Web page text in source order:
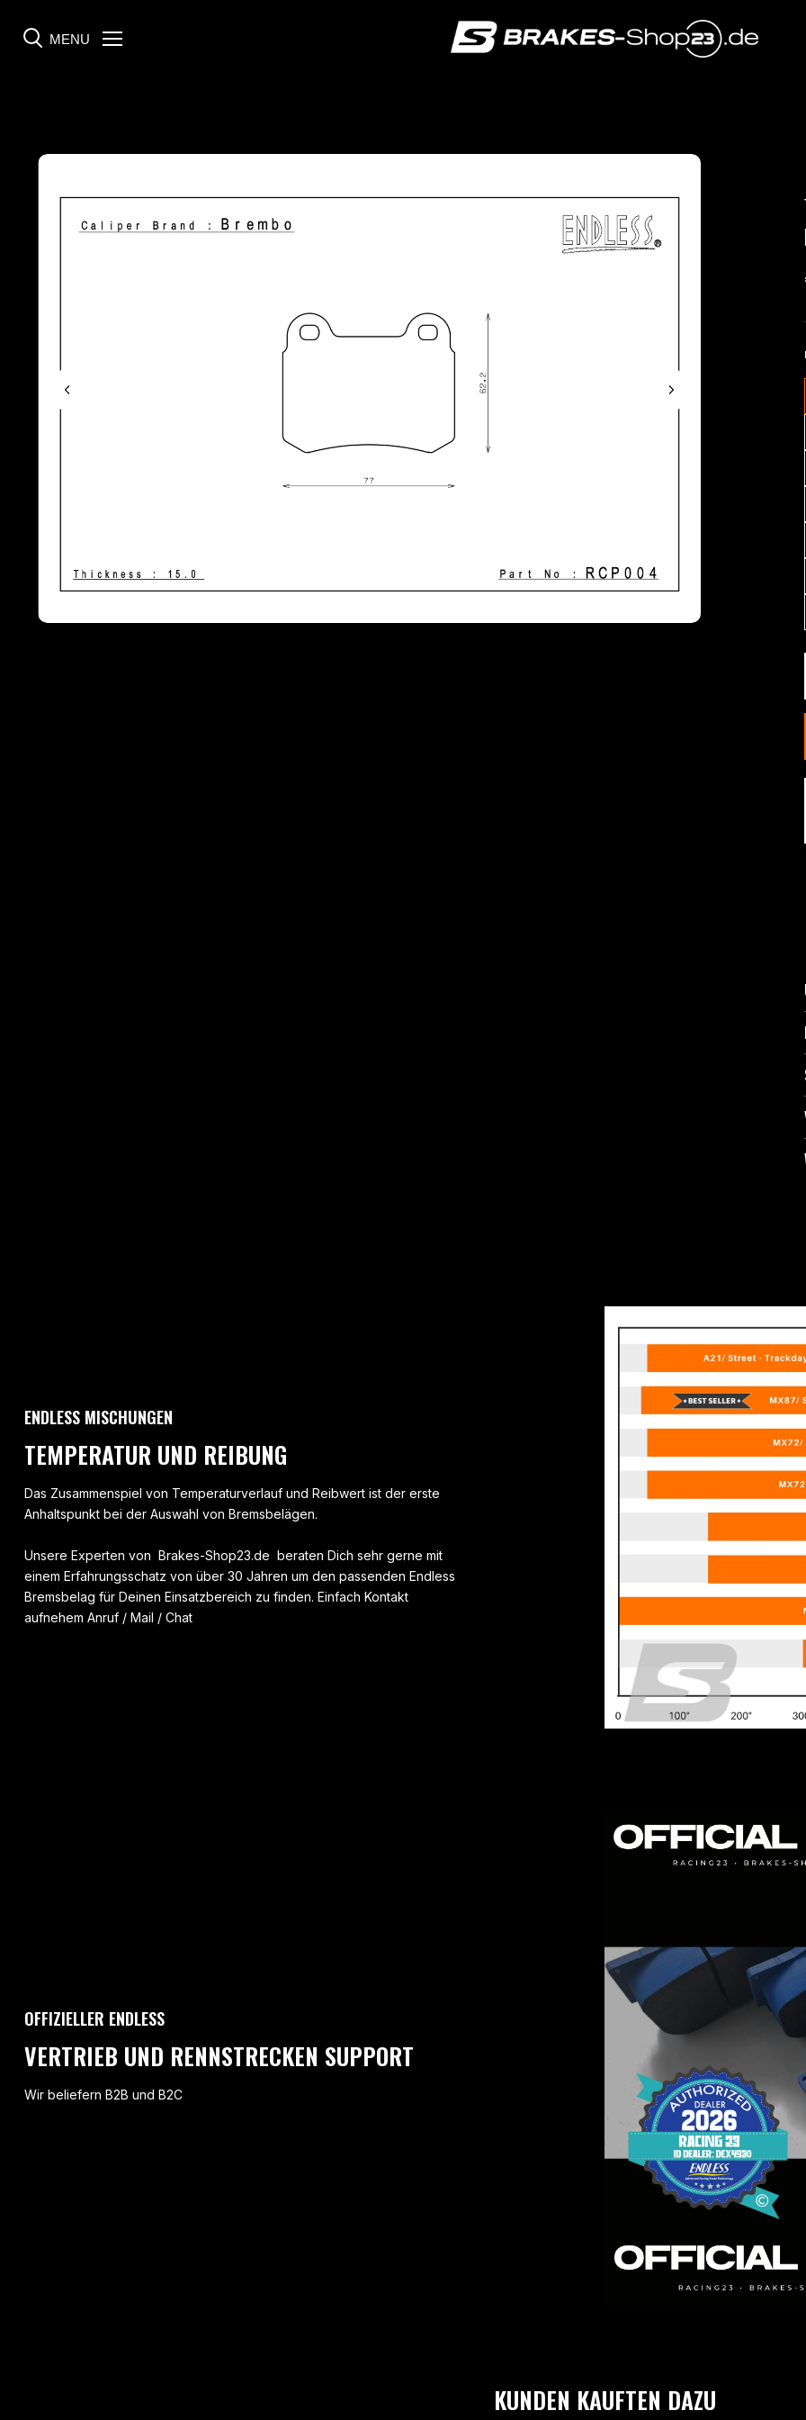
MENU
ENDLESS MISCHUNGEN
TEMPERATUR UND REIBUNG
Das Zusammenspiel von Temperaturverlauf und Reibwert ist der erste
Anhaltspunkt bei der Auswahl von Bremsbelägen.
Unsere Experten von Brakes-Shop23.de beraten Dich sehr gerne mit
einem Erfahrungsschatz von über 30 Jahren um den passenden Endless
Bremsbelag für Deinen Einsatzbereich zu finden. Einfach Kontakt
aufnehem Anruf / Mail / Chat
OFFIZIELLER ENDLESS
VERTRIEB UND RENNSTRECKEN SUPPORT
Wir beliefern B2B und B2C
KUNDEN KAUFTEN DAZU